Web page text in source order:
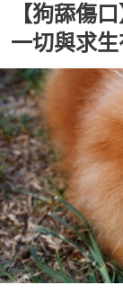
【狗舔傷
一切與求